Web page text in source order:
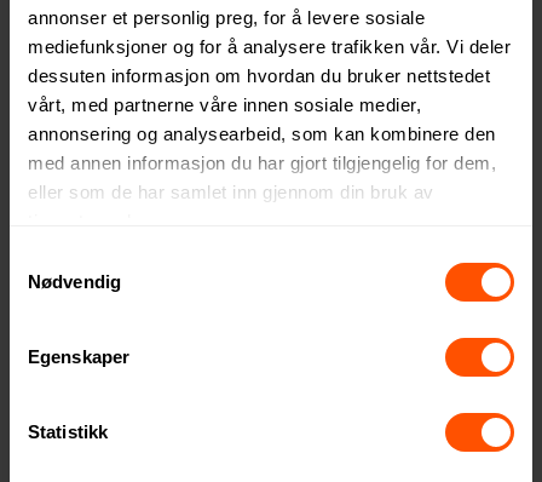
annonser et personlig preg, for å levere sosiale
mediefunksjoner og for å analysere trafikken vår. Vi deler
dessuten informasjon om hvordan du bruker nettstedet
vårt, med partnerne våre innen sosiale medier,
annonsering og analysearbeid, som kan kombinere den
med annen informasjon du har gjort tilgjengelig for dem,
eller som de har samlet inn gjennom din bruk av
Nødvendig
Egenskaper
Statistikk
79.50 NOKved 100 stk.
Uttrekkbar Ladekabel
57 NOKved 250 stk.
XD Collection Kork og
XD Collection Ontario RCS